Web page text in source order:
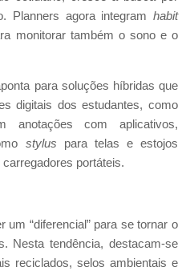
Planners agora integram habit
monitorar também o sono e o
para soluções híbridas que
digitais dos estudantes, como
anotações com aplicativos,
stylus para telas e estojos
portáteis.
um “diferencial” para se tornar o
Nesta tendência, destacam-se
reciclados, selos ambientais e